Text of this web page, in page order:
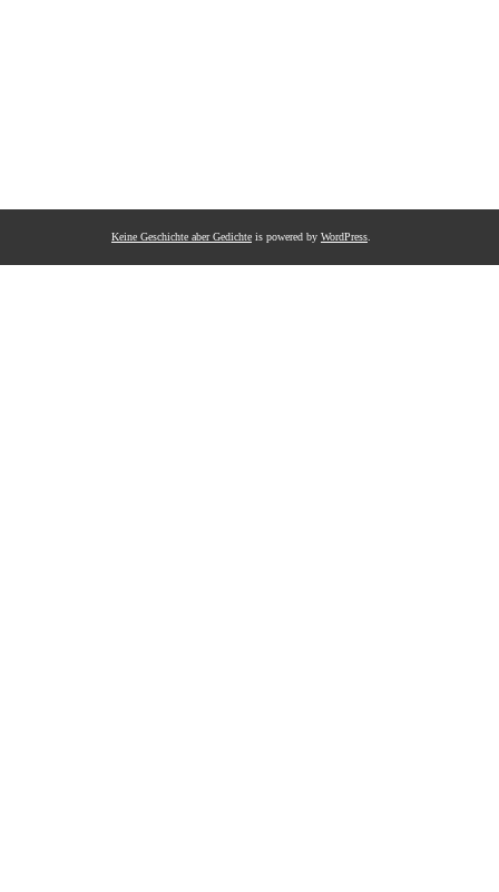
Keine Geschichte aber Gedichte is powered by WordPress